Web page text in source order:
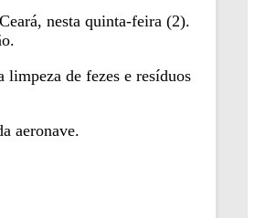
nesta quinta-feira (2).
de fezes e resíduos
aeronave.